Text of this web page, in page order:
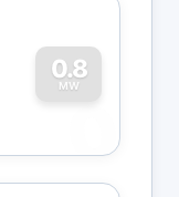
0.8
MW
0